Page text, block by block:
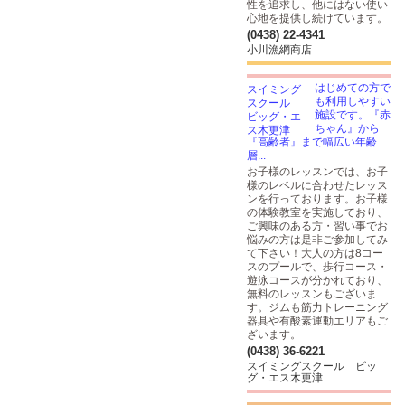
性を追求し、他にはない使い
心地を提供し続けています。
(0438) 22-4341
小川漁網商店
はじめての方で
も利用しやすい
施設です。『赤
ちゃん』から
『高齢者』まで幅広い年齢
層...
お子様のレッスンでは、お子
様のレベルに合わせたレッス
ンを行っております。お子様
の体験教室を実施しており、
ご興味のある方・習い事でお
悩みの方は是非ご参加してみ
て下さい！大人の方は8コー
スのプールで、歩行コース・
遊泳コースが分かれており、
無料のレッスンもございま
す。ジムも筋力トレーニング
器具や有酸素運動エリアもご
ざいます。
(0438) 36-6221
スイミングスクール ビッ
グ・エス木更津